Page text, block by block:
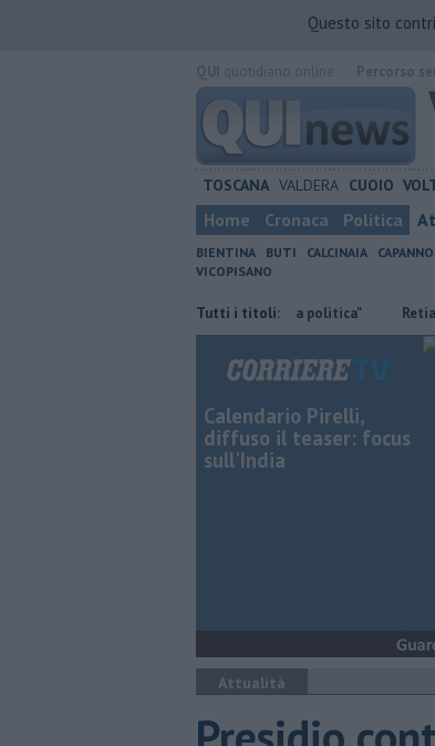
Questo sito
TOSCANA VALDERA CUOIO
Home Cronaca Politica
BIENTINA BUTI CALCINAIA
VICOPISANO
Tutti i titoli:
Ossicombustore, "Serve chiarezza politica"
Calendario Pirelli,
diffuso il teaser: focus
sull'India
Attualità